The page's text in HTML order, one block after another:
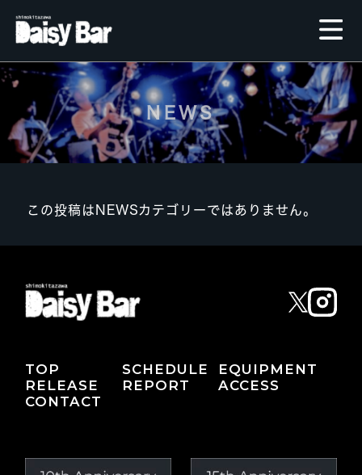
NEWS
この投稿はNEWSカテゴリーではありません。
TOP SCHEDULE
EQUIPMENT
RELEASE
REPORT
ACCESS
CONTACT